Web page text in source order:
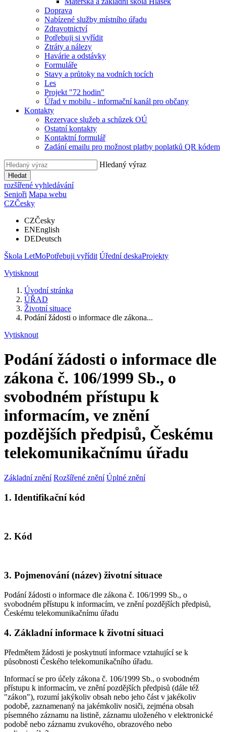
Doprava
Nabízené služby místního úřadu
Zdravotnictví
Potřebuji si vyřídit
Ztráty a nálezy
Havárie a odstávky
Formuláře
Stavy a průtoky na vodních tocích
Les
Projekt "72 hodin"
Úřad v mobilu - informační kanál pro občany
Kontakty
Rezervace služeb a schůzek OÚ
Ostatní kontakty
Kontaktní formulář
Zadání emailu pro možnost platby poplatků QR kódem
Hledaný výraz
Hledat
rozšířené vyhledávání
Senioři Mapa webu
CZČesky
CZČesky
ENEnglish
DEDeutsch
Škola LetMoPotřebuji vyřídit Úřední deskaProjekty
Vytisknout
Úvodní stránka
ÚŘAD
Životní situace
Podání žádosti o informace dle zákona...
Vytisknout
Podání žádosti o informace dle
zákona č. 106/1999 Sb., o
svobodném přístupu k
informacím, ve znění
pozdějších předpisů, Českému
telekomunikačnímu úřadu
Základní znění Rozšířené znění Úplné znění
1. Identifikační kód
2. Kód
3. Pojmenování (název) životní situace
Podání žádosti o informace dle zákona č. 106/1999 Sb., o
svobodném přístupu k informacím, ve znění pozdějších předpisů,
Českému telekomunikačnímu úřadu
4. Základní informace k životní situaci
Předmětem žádosti je poskytnutí informace vztahující se k
působnosti Českého telekomunikačního úřadu.
Informací se pro účely zákona č. 106/1999 Sb., o svobodném
přístupu k informacím, ve znění pozdějších předpisů (dále též
"zákon"), rozumí jakýkoliv obsah nebo jeho část v jakékoliv
podobě, zaznamenaný na jakémkoliv nosiči, zejména obsah
písemného záznamu na listině, záznamu uloženého v elektronické
podobě nebo záznamu zvukového, obrazového nebo